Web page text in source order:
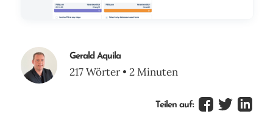
Gerald Aquila
217 Wörter • 2 Minuten
Teilen auf: